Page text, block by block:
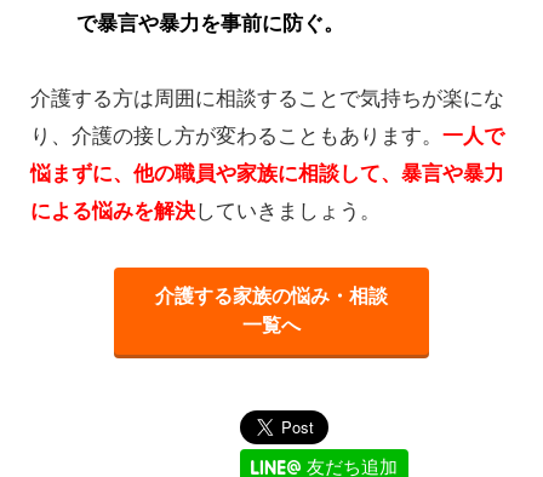
で暴言や暴力を事前に防ぐ。
介護する方は周囲に相談することで気持ちが楽にな
り、介護の接し方が変わることもあります。 一人で
悩まずに、他の職員や家族に相談して、暴言や暴力
による悩みを解決していきましょう。
介護する家族の悩み・相談
一覧へ
友だち追加